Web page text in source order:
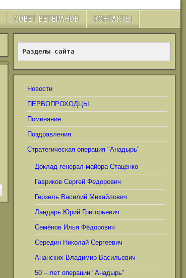
СОВЕТ ВЕТЕРАНОВ КОНТАКТЫ
Разделы сайта
Новости
ПЕРВОПРОХОДЦЫ
Поминание
Поздравления
Стратегическая операция "Анадырь"
Доклад генерал-майора Стаценко
Гавриков Сергей Федорович
Герзель Василий Михайлович
Ландарь Юрий Григорьевич
Семёнов Илья Фёдорович
Середин Николай Сергеевич
Ананских Владимир Васильевич
50 – лет операции "Анадырь"